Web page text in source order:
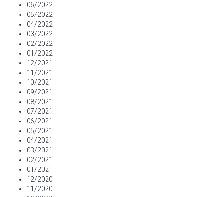
06/2022
05/2022
04/2022
03/2022
02/2022
01/2022
12/2021
11/2021
10/2021
09/2021
08/2021
07/2021
06/2021
05/2021
04/2021
03/2021
02/2021
01/2021
12/2020
11/2020